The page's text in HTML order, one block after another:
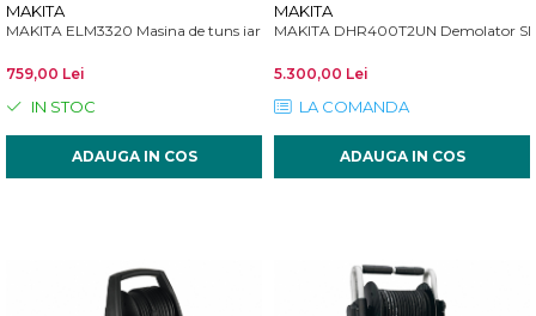
MAKITA
MAKITA ELM3320 Masina de tuns iarba 1200 W, 33 cm
759,00 Lei
IN STOC
ADAUGA IN COS
MAKITA
MAKITA DHR400T2UN Demolator
5.300,00 Lei
LA COMANDA
ADAUGA IN COS